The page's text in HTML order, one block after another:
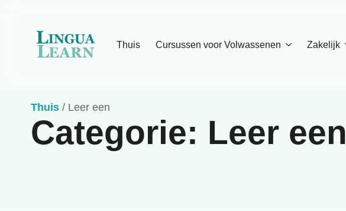
Thuis Cursussen voor Volwassenen Zakelijk
Thuis / Leer een
Categorie: Leer een